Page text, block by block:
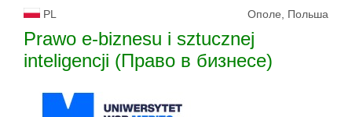
PL Ополе, Польша
Prawo e-biznesu i sztucznej
inteligencji (Право в бизнесе)